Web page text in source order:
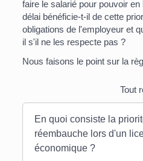
faire le salarié pour pouvoir
délai bénéficie-t-il de cette
obligations de l'employeur et
il s'il ne les respecte pas ?
Nous faisons le point sur la
Tout
En quoi consiste la
réembauche lors d'un
économique ?